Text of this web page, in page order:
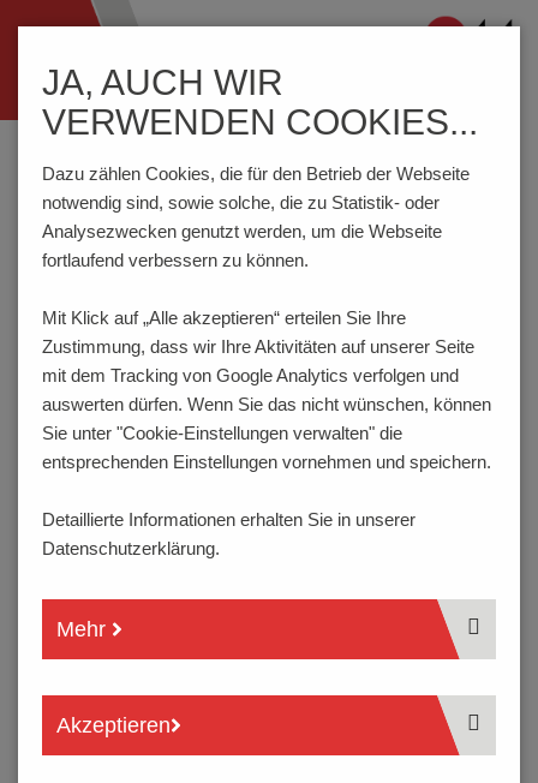
ein-/ausblenden
Home Prüftechnik Federkontakte Serie 1012/Z3
Standard-Federkontakt 75 mil / 1.91 mm für Tiefenabfrage
NEU
JA, AUCH WIR
VERWENDEN COOKIES...
Dazu zählen Cookies, die für den Betrieb der Webseite
notwendig sind, sowie solche, die zu Statistik- oder
Analysezwecken genutzt werden, um die Webseite
fortlaufend verbessern zu können.
Mit Klick auf „Alle akzeptieren“ erteilen Sie Ihre
Zustimmung, dass wir Ihre Aktivitäten auf unserer Seite
mit dem Tracking von Google Analytics verfolgen und
auswerten dürfen. Wenn Sie das nicht wünschen, können
Sie unter "Cookie-Einstellungen verwalten" die
entsprechenden Einstellungen vornehmen und speichern.
Detaillierte Informationen erhalten Sie in unserer
Datenschutzerklärung.
Mehr
Akzeptieren